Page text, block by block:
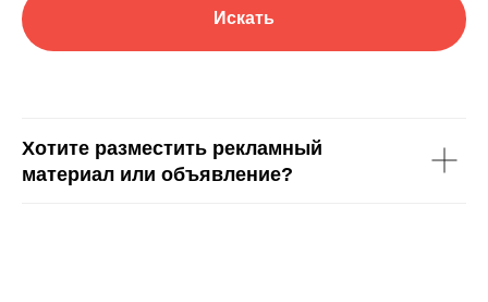
Искать
Хотите разместить рекламный
материал или объявление?